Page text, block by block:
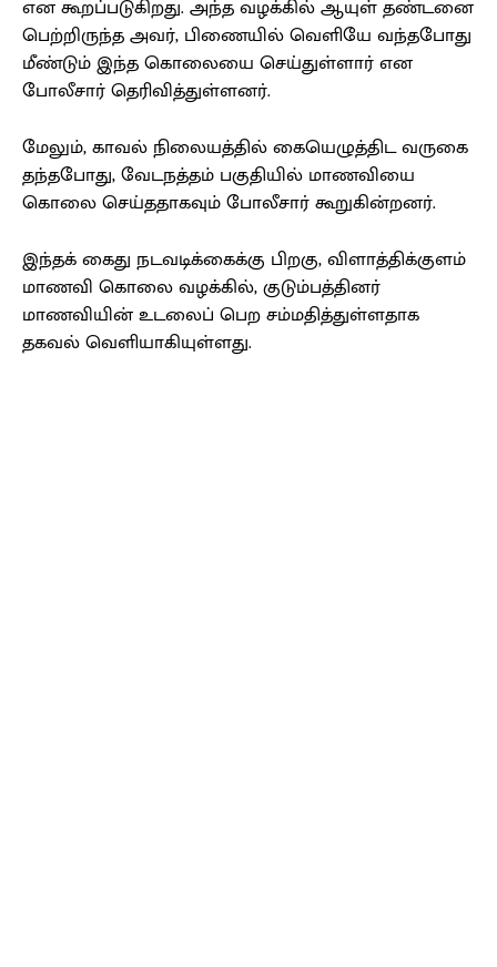
என கூறப்படுகிறது. அந்த வழக்கில் ஆயுள் தண்டனை
பெற்றிருந்த அவர், பிணையில் வெளியே வந்தபோது
மீண்டும் இந்த கொலையை செய்துள்ளார் என
போலீசார் தெரிவித்துள்ளனர்.
மேலும், காவல் நிலையத்தில் கையெழுத்திட வருகை
தந்தபோது, வேடநத்தம் பகுதியில் மாணவியை
கொலை செய்ததாகவும் போலீசார் கூறுகின்றனர்.
இந்தக் கைது நடவடிக்கைக்கு பிறகு, விளாத்திக்குளம்
மாணவி கொலை வழக்கில், குடும்பத்தினர்
மாணவியின் உடலைப் பெற சம்மதித்துள்ளதாக
தகவல் வெளியாகியுள்ளது.